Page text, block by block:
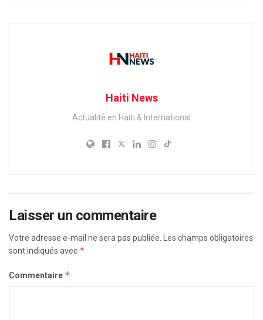
Haiti News
Actualité en Haiti & International
Laisser un commentaire
Votre adresse e-mail ne sera pas publiée. Les champs obligatoires
sont indiqués avec *
Commentaire *